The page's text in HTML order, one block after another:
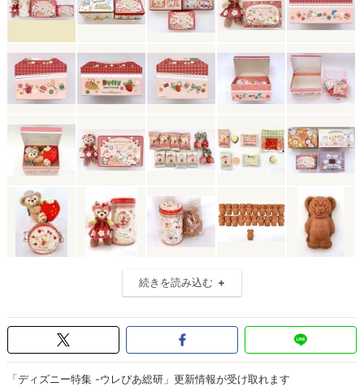
続きを読み込む
「ディズニー特集 -ウレぴあ総研」更新情報が受け取れます